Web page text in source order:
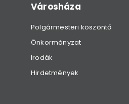
Városháza
Polgármesteri köszöntő
Önkormányzat
Irodák
Hirdetmények